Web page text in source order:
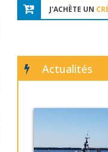
J'ACHÈTE UN
Actualités